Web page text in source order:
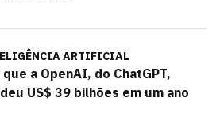
ARTIFICIAL
a OpenAI, do ChatGPT,
US$ 39 bilhões em um ano